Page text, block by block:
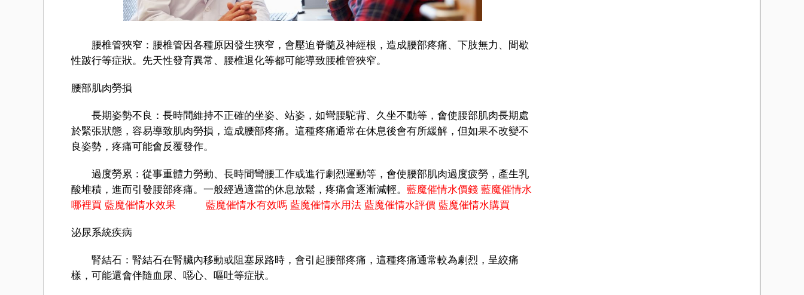
腰椎管狹窄：腰椎管因各種原因發生狹窄，會壓迫脊髓及神經根，造成腰部疼痛、下肢無力、間歇
性跛行等症狀。先天性發育異常、腰椎退化等都可能導致腰椎管狹窄。
腰部肌肉勞損
長期姿勢不良：長時間維持不正確的坐姿、站姿，如彎腰駝背、久坐不動等，會使腰部肌肉長期處
於緊張狀態，容易導致肌肉勞損，造成腰部疼痛。這種疼痛通常在休息後會有所緩解，但如果不改變不
良姿勢，疼痛可能會反覆發作。
過度勞累：從事重體力勞動、長時間彎腰工作或進行劇烈運動等，會使腰部肌肉過度疲勞，產生乳
酸堆積，進而引發腰部疼痛。一般經過適當的休息放鬆，疼痛會逐漸減輕。 藍魔催情水價錢 藍魔催情水
哪裡買 藍魔催情水效果 藍魔催情水有效嗎 藍魔催情水用法 藍魔催情水評價 藍魔催情水購買
泌尿系統疾病
腎結石：腎結石在腎臟內移動或阻塞尿路時，會引起腰部疼痛，這種疼痛通常較為劇烈，呈絞痛
樣，可能還會伴隨血尿、噁心、嘔吐等症狀。